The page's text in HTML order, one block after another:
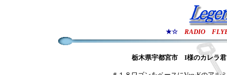
★☆ RADIO
栃木県宇都宮市 I様のカレラ